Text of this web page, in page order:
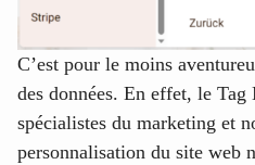
C’est pour le moins
des données. En effet, le
spécialistes du marketing et
personnalisation du site web